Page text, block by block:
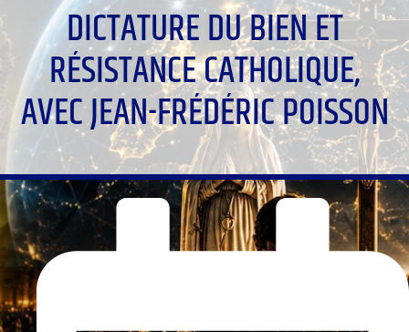
DICTATURE DU BIEN ET
RÉSISTANCE CATHOLIQUE,
AVEC JEAN-FRÉDÉRIC POISSON